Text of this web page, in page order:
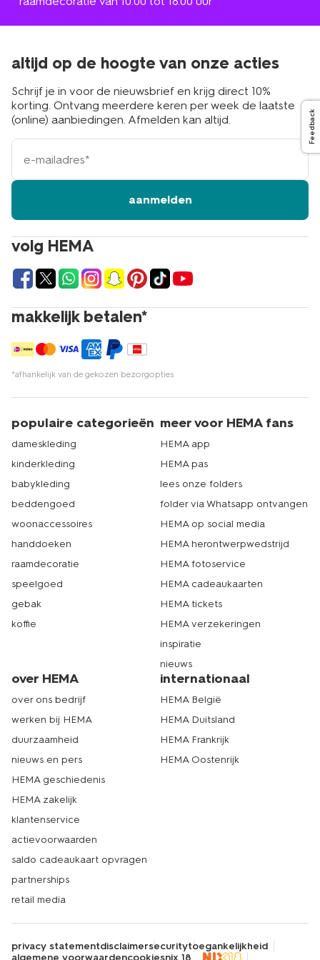
volg HEMA
makkelijk betalen*
*afhankelijk van de gekozen bezorgopties
altijd op de hoogte van onze acties
Schrijf je in voor de nieuwsbrief en krijg direct 10%
korting. Ontvang meerdere keren per week de laatste
(online) aanbiedingen. Afmelden kan altijd.
e-
mailadres
aanmelden
populaire categorieën
dameskleding
kinderkleding
babykleding
beddengoed
woonaccessoires
handdoeken
raamdecoratie
speelgoed
gebak
koffie
meer voor HEMA fans
HEMA app
HEMA pas
lees onze folders
folder via Whatsapp ontvangen
HEMA op social media
HEMA herontwerpwedstrijd
HEMA fotoservice
HEMA cadeaukaarten
HEMA tickets
HEMA verzekeringen
inspiratie
nieuws
over HEMA
over ons bedrijf
werken bij HEMA
duurzaamheid
nieuws en pers
HEMA geschiedenis
HEMA zakelijk
klantenservice
actievoorwaarden
saldo cadeaukaart opvragen
partnerships
retail media
internationaal
HEMA België
HEMA Duitsland
HEMA Frankrijk
HEMA Oostenrijk
privacy statementdisclaimersecuritytoegankelijkheid
Feedback